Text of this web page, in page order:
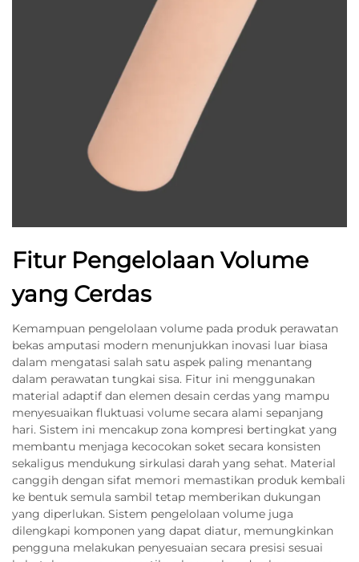
Fitur Pengelolaan Volume
yang Cerdas
Kemampuan pengelolaan volume pada produk perawatan
bekas amputasi modern menunjukkan inovasi luar biasa
dalam mengatasi salah satu aspek paling menantang
dalam perawatan tungkai sisa. Fitur ini menggunakan
material adaptif dan elemen desain cerdas yang mampu
menyesuaikan fluktuasi volume secara alami sepanjang
hari. Sistem ini mencakup zona kompresi bertingkat yang
membantu menjaga kecocokan soket secara konsisten
sekaligus mendukung sirkulasi darah yang sehat. Material
canggih dengan sifat memori memastikan produk kembali
ke bentuk semula sambil tetap memberikan dukungan
yang diperlukan. Sistem pengelolaan volume juga
dilengkapi komponen yang dapat diatur, memungkinkan
pengguna melakukan penyesuaian secara presisi sesuai